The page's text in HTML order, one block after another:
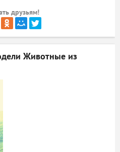
друзьям!
Животные из